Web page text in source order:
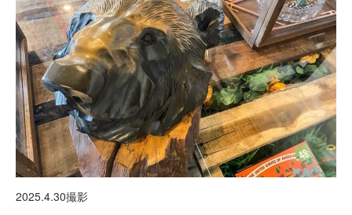
2025.4.30撮影